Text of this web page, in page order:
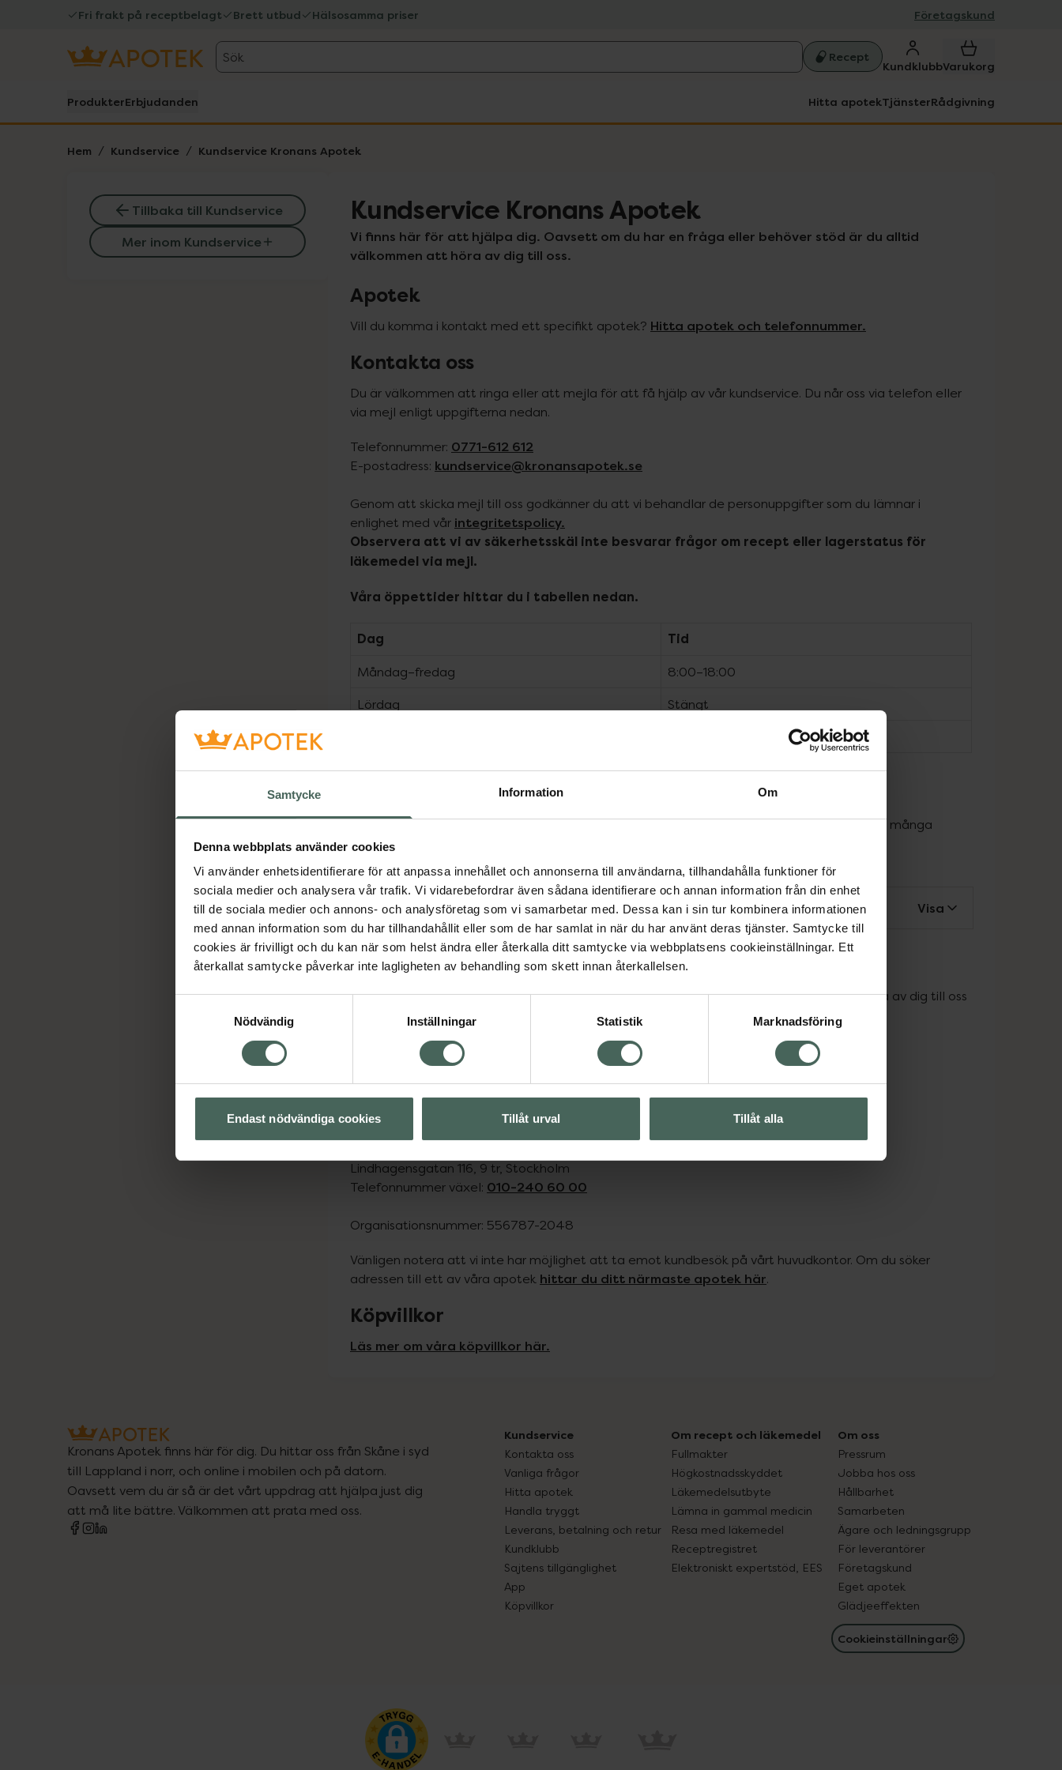
Samtycke Information Om
Denna webbplats använder cookies
Vi använder enhetsidentifierare för att anpassa innehållet och annonserna till användarna, tillhandahålla funktioner för
sociala medier och analysera vår trafik. Vi vidarebefordrar även sådana identifierare och annan information från din enhet
till de sociala medier och annons- och analysföretag som vi samarbetar med. Dessa kan i sin tur kombinera informationen
med annan information som du har tillhandahållit eller som de har samlat in när du har använt deras tjänster. Samtycke till
cookies är frivilligt och du kan när som helst ändra eller återkalla ditt samtycke via webbplatsens cookieinställningar. Ett
återkallat samtycke påverkar inte lagligheten av behandling som skett innan återkallelsen.
Nödvändig
Inställningar Statistik Marknadsföring
Endast nödvändiga cookies Tillåt urval Tillåt alla
Fri frakt på receptbelagt Brett utbud Hälsosamma priser Företagskund
Sök Recept
KundklubbVarukorg
ProdukterErbjudanden Hitta apotekTjänsterRådgivning
Hem Kundservice Kundservice Kronans Apotek
Tillbaka till Kundservice
Mer inom Kundservice
Kundservice Kronans Apotek
Vi finns här för att hjälpa dig. Oavsett om du har en fråga eller behöver stöd är du alltid
Apotek
Vill du komma i kontakt med ett specifikt apotek? Hitta apotek och telefonnummer.
Kontakta oss
Du är välkommen att ringa eller att mejla för att få hjälp av vår kundservice. Du når oss via telefon eller
via mejl enligt uppgifterna nedan.
Telefonnummer: 0771-612 612
E-postadress: kundservice@kronansapotek.se
Genom att skicka mejl till oss godkänner du att vi behandlar de personuppgifter som du lämnar i
enlighet med vår integritetspolicy.
Observera att vi av säkerhetsskäl inte besvarar frågor om recept eller lagerstatus för
läkemedel via mejl.
Våra öppettider hittar du i tabellen nedan.
Dag Tid
Måndag–fredag 8:00–18:00
Lördag Stängt
Kontakta oss gärna via telefon eller mejl så hjälper vi dig vidare. Du kan också hitta svar på många
vanliga frågor i vår
Avvikande öppettider 2026 Visa
Kundklubben
Har du frågor om vår kundklubb, dina poäng eller utskick? Du är varmt välkommen att höra av dig till oss
kundklubb@kronansapotek.se , så hjälper vi dig så snart vi kan.
Förskrivare
Om du är läkare, veterinär eller annan förskrivare.
Telefonnummer: 0771-699 670
Adress huvudkontor
Lindhagensgatan 116, 9 tr, Stockholm
Telefonnummer växel: 010-240 60 00
Organisationsnummer: 556787-2048
Vänligen notera att vi inte har möjlighet att ta emot kundbesök på vårt huvudkontor. Om du söker
adressen till ett av våra apotek hittar du ditt närmaste apotek här.
Köpvillkor
Läs mer om våra köpvillkor här.
Kronans Apotek finns här för dig. Du hittar oss från Skåne i syd
till Lappland i norr, och online i mobilen och på datorn.
Oavsett vem du är så är det vårt uppdrag att hjälpa just dig
att må lite bättre. Välkommen att prata med oss.
Kundservice
Kontakta oss
Vanliga frågor
Hitta apotek
Handla tryggt
Leverans, betalning och retur
Kundklubb
Sajtens tillgänglighet
App
Köpvillkor
Om recept och läkemedel
Fullmakter
Högkostnadsskyddet
Läkemedelsutbyte
Lämna in gammal medicin
Resa med läkemedel
Receptregistret
Elektroniskt expertstöd, EES
Om oss
Pressrum
Jobba hos oss
Hållbarhet
Samarbeten
Ägare och ledningsgrupp
För leverantörer
Företagskund
Eget apotek
Glädjeeffekten
Cookieinställningar